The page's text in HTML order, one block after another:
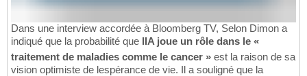
Dans une interview accordée à Bloomberg TV, Selon Dimon a
indiqué que la probabilité que lIA joue un rôle dans le «
traitement de maladies comme le cancer » est la raison de sa
vision optimiste de lespérance de vie. Il a souligné que la